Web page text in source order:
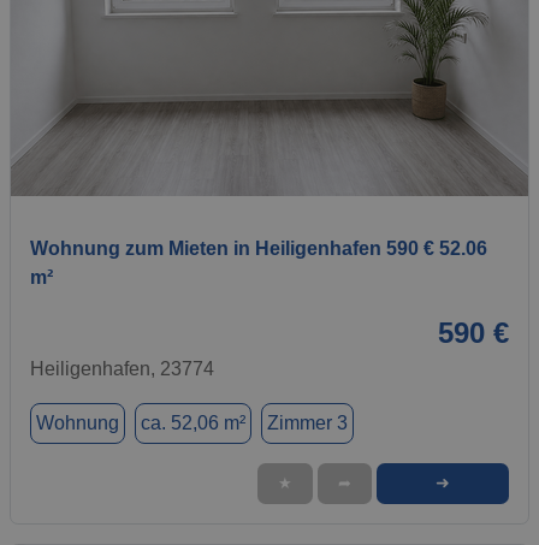
Wohnung zum Mieten in Heiligenhafen 590 € 52.06
m²
590 €
Heiligenhafen, 23774
Wohnung ca. 52,06 m² Zimmer 3
★ ➦ ➜